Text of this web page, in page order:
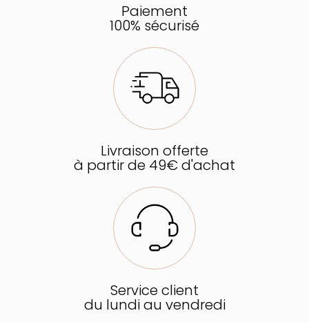
Paiement
100% sécurisé
Livraison offerte
à partir de 49€ d'achat
Service client
du lundi au vendredi